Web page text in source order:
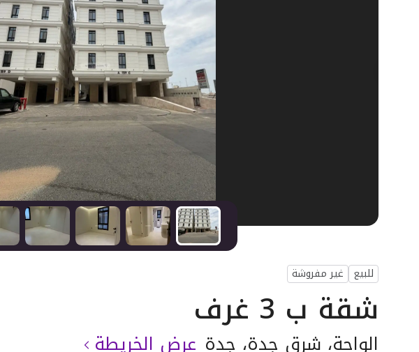
للبيع غير مفروشة
شقة ب 3 غرف
الواحة، شرق جدة، جدة عرض الخريطة